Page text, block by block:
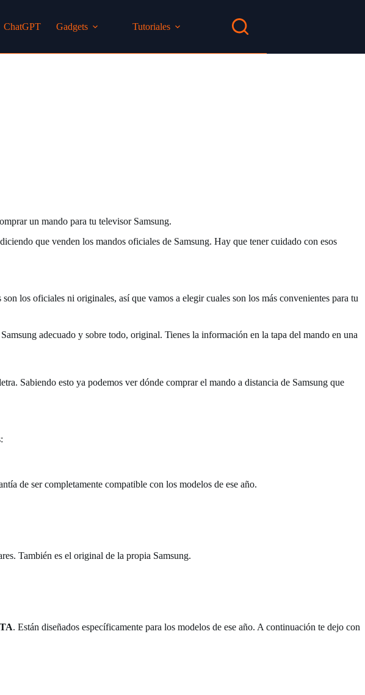
ChatGPT Gadgets Tutoriales
un mando para tu televisor Samsung.
que venden los mandos oficiales de Samsung. Hay que tener cuidado con esos
los oficiales ni originales, así que vamos a elegir cuales son los más convenientes para tu
adecuado y sobre todo, original. Tienes la información en la tapa del mando en una
Sabiendo esto ya podemos ver dónde comprar el mando a distancia de Samsung que
de ser completamente compatible con los modelos de ese año.
También es el original de la propia Samsung.
. Están diseñados específicamente para los modelos de ese año. A continuación te dejo con